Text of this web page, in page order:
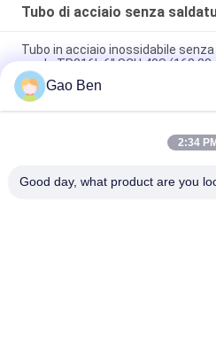
Tubo di acciaio senza
Tubo in acciaio inossidabile
grado TP316L 6" SCH 40S
N10276 Tubo in Hastelloy C-276
saldatura in Hastelloy C-276 Tubo
Tubo in acciaio inossidabile 431
Gao Ben
2:34 PM
Good day, what product are you